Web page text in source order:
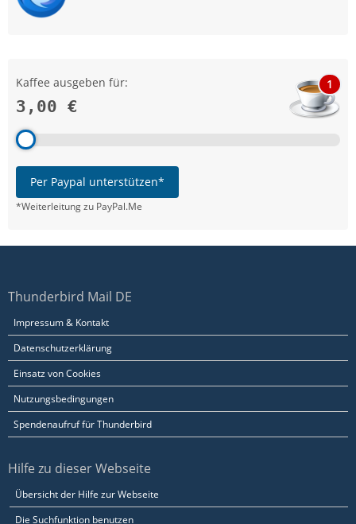
Kaffee ausgeben für:
3,00 €
1
Per Paypal unterstützen*
*Weiterleitung zu PayPal.Me
Thunderbird Mail DE
Impressum & Kontakt
Datenschutzerklärung
Einsatz von Cookies
Nutzungsbedingungen
Spendenaufruf für Thunderbird
Hilfe zu dieser Webseite
Übersicht der Hilfe zur Webseite
Die Suchfunktion benutzen